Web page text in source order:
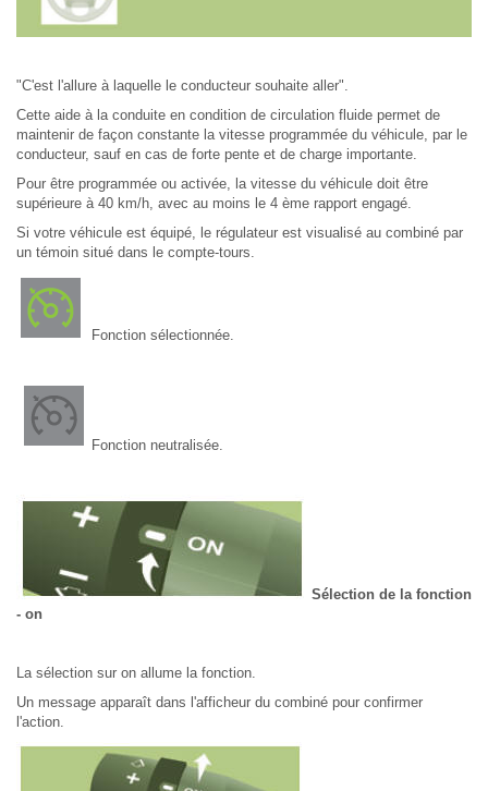
"C'est l'allure à laquelle le conducteur souhaite aller".
Cette aide à la conduite en condition de circulation fluide permet de
maintenir de façon constante la vitesse programmée du véhicule, par le
conducteur, sauf en cas de forte pente et de charge importante.
Pour être programmée ou activée, la vitesse du véhicule doit être
supérieure à 40 km/h, avec au moins le 4 ème rapport engagé.
Si votre véhicule est équipé, le régulateur est visualisé au combiné par
un témoin situé dans le compte-tours.
Fonction sélectionnée.
Fonction neutralisée.
Sélection de la fonction
- on
La sélection sur on allume la fonction.
Un message apparaît dans l'afficheur du combiné pour confirmer
l'action.